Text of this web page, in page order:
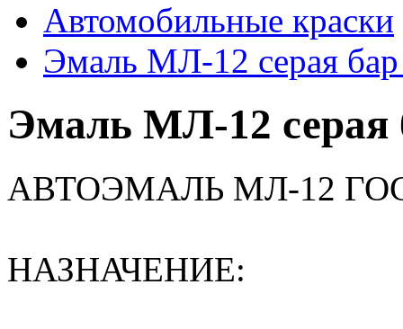
Автомобильные краски
Эмаль МЛ-12 серая
Эмаль МЛ-12 серая
АВТОЭМАЛЬ МЛ-12
НАЗНАЧЕНИЕ: